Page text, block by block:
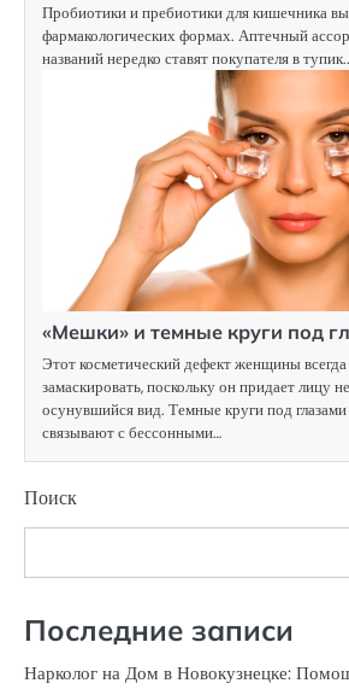
Пробиотики и пребиотики для кишечника
фармакологических формах. Аптечный
названий нередко ставят покупателя в
«Мешки» и темные круги под
Этот косметический дефект женщины всегда
замаскировать, поскольку он придает лицу
осунувшийся вид. Темные круги под
связывают с бессонными…
Поиск
Последние записи
Нарколог на Дом в Новокузнецке: